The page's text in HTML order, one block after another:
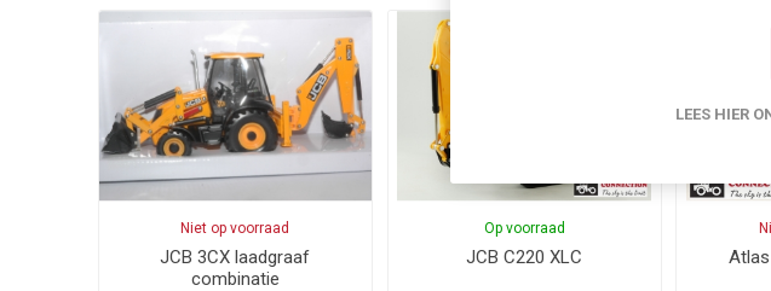
Niet op voorraad
JCB 3CX laadgraaf
combinatie
Op voorraad
JCB C220 XLC
LEES HIER